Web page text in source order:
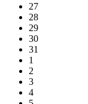
27
28
29
30
31
1
2
3
4